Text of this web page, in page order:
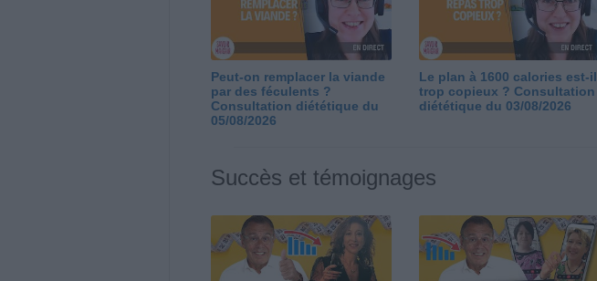
Peut-on remplacer la viande
par des féculents ?
Consultation diététique du
05/08/2026
Le plan à 1600 calories est-il
trop copieux ? Consultation
diététique du 03/08/2026
Succès et témoignages